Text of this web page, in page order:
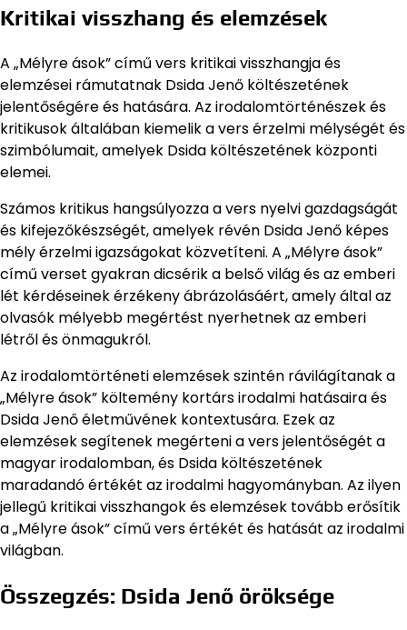
Kritikai visszhang és elemzések
A „Mélyre ások” című vers kritikai visszhangja és
elemzései rámutatnak Dsida Jenő költészetének
jelentőségére és hatására. Az irodalomtörténészek és
kritikusok általában kiemelik a vers érzelmi mélységét és
szimbólumait, amelyek Dsida költészetének központi
elemei.
Számos kritikus hangsúlyozza a vers nyelvi gazdagságát
és kifejezőkészségét, amelyek révén Dsida Jenő képes
mély érzelmi igazságokat közvetíteni. A „Mélyre ások”
című verset gyakran dicsérik a belső világ és az emberi
lét kérdéseinek érzékeny ábrázolásáért, amely által az
olvasók mélyebb megértést nyerhetnek az emberi
létről és önmagukról.
Az irodalomtörténeti elemzések szintén rávilágítanak a
„Mélyre ások” költemény kortárs irodalmi hatásaira és
Dsida Jenő életművének kontextusára. Ezek az
elemzések segítenek megérteni a vers jelentőségét a
magyar irodalomban, és Dsida költészetének
maradandó értékét az irodalmi hagyományban. Az ilyen
jellegű kritikai visszhangok és elemzések tovább erősítik
a „Mélyre ások” című vers értékét és hatását az irodalmi
világban.
Összegzés: Dsida Jenő öröksége